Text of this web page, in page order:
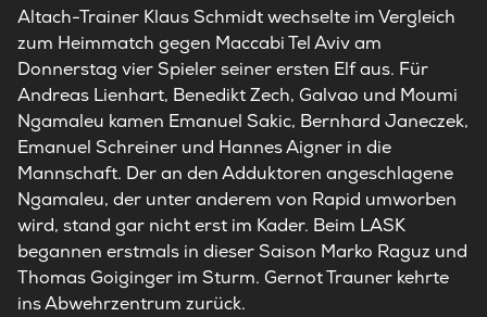
Altach-Trainer Klaus Schmidt wechselte im Vergleich
zum Heimmatch gegen Maccabi Tel Aviv am
Donnerstag vier Spieler seiner ersten Elf aus. Für
Andreas Lienhart, Benedikt Zech, Galvao und Moumi
Ngamaleu kamen Emanuel Sakic, Bernhard Janeczek,
Emanuel Schreiner und Hannes Aigner in die
Mannschaft. Der an den Adduktoren angeschlagene
Ngamaleu, der unter anderem von Rapid umworben
wird, stand gar nicht erst im Kader. Beim LASK
begannen erstmals in dieser Saison Marko Raguz und
Thomas Goiginger im Sturm. Gernot Trauner kehrte
ins Abwehrzentrum zurück.